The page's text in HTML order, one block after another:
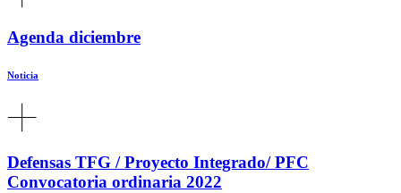
Agenda diciembre
Noticia
Defensas TFG / Proyecto Integrado/ PFC
Convocatoria ordinaria 2022